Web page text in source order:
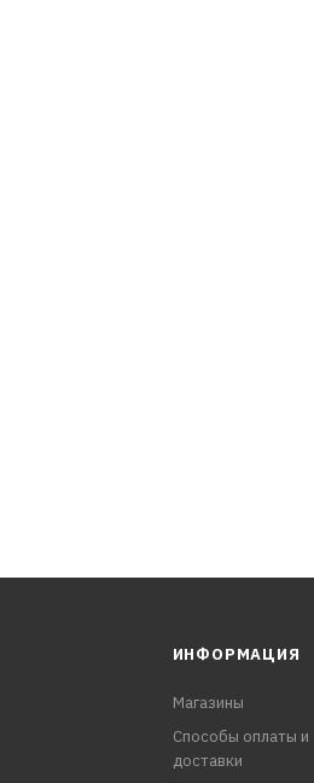
автопроизводителей,
ИНФОРМАЦИЯ
Магазины
Способы оплаты и
доставки